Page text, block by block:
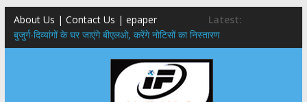
About Us | Contact Us | epaper
Latest:
बुजुर्ग-दिव्यांगों के घर जाएंगे बीएलओ, करेंगे नोटिसों का निस्तारण
24×7 अलर्ट मोड में रहें अधिकारी-मुख्य सचिव मानसून-एसईओसी से मुख्य सचिव ने
की विस्तृत समीक्षा कहा-बंद सड़कों को शीघ्र खोला जाए, लोगों को न हो दिक्कत
459 करोड़ से एचएनबी गढ़वाल विश्वविद्यालय में अनुसंधान संरचना होगी सुदृढ,उच्च
शिक्षा मंत्री धन सिंह रावत ने नवनियुक्त केन्द्रीय शिक्षा मंत्री से की मुलाकात